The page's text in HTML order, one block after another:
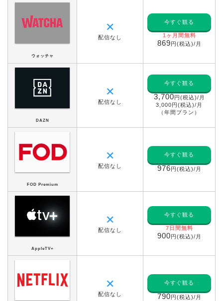
ウォッチャ
✕
配信なし
今すぐ観る
1ヶ月間無料
869円(税込)/月
DAZN
✕
配信なし
今すぐ観る
3,700円(税込)/月
3,000円(税込)/月
（年間プラン）
FOD Premium
✕
配信なし
今すぐ観る
976円(税込)/月
AppleTV+
✕
配信なし
今すぐ観る
7日間無料
900円(税込)/月
✕
配信なし
今すぐ観る
790円(税込)/月